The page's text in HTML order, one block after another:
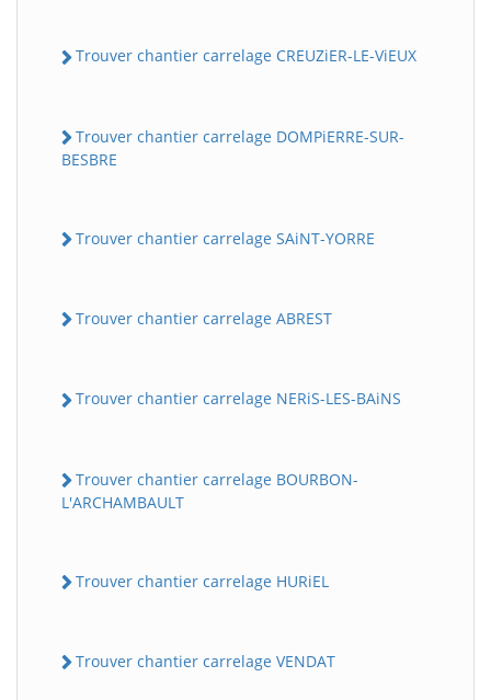
Trouver chantier carrelage CREUZiER-LE-ViEUX
Trouver chantier carrelage DOMPiERRE-SUR-
BESBRE
Trouver chantier carrelage SAiNT-YORRE
Trouver chantier carrelage ABREST
Trouver chantier carrelage NERiS-LES-BAiNS
Trouver chantier carrelage BOURBON-
L'ARCHAMBAULT
Trouver chantier carrelage HURiEL
Trouver chantier carrelage VENDAT